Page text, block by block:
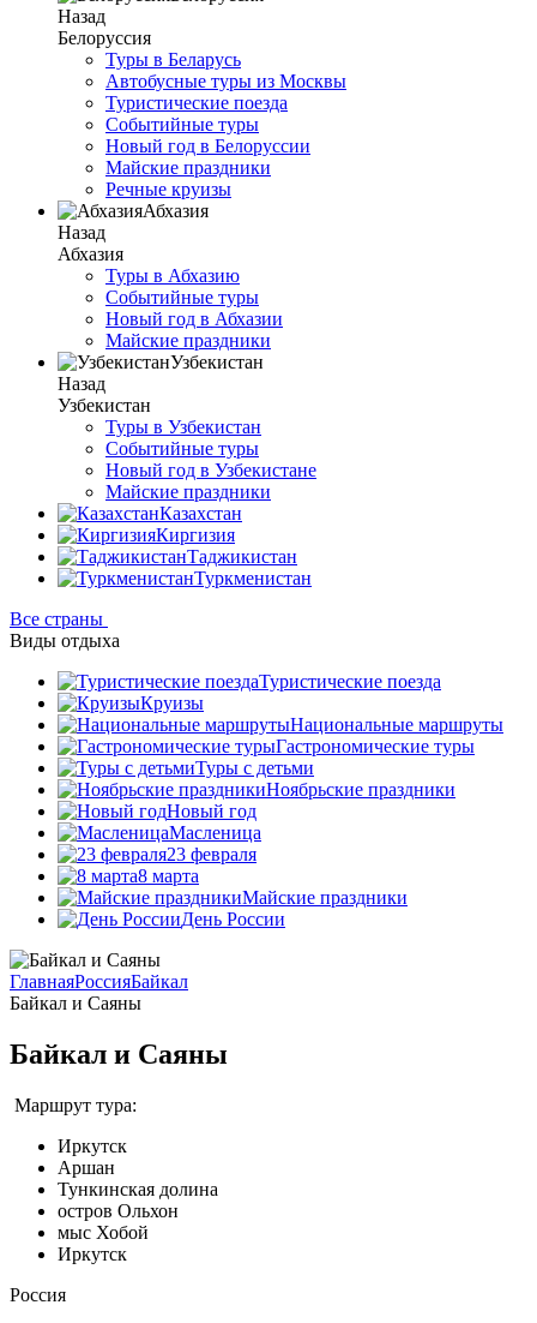
Назад
Белоруссия
Туры в Беларусь
Автобусные туры из Москвы
Туристические поезда
Событийные туры
Новый год в Белоруссии
Майские праздники
Речные круизы
Абхазия
Назад
Абхазия
Туры в Абхазию
Событийные туры
Новый год в Абхазии
Майские праздники
Узбекистан
Назад
Узбекистан
Туры в Узбекистан
Событийные туры
Новый год в Узбекистане
Майские праздники
Казахстан
Киргизия
Таджикистан
Туркменистан
Все страны
Виды отдыха
Туристические поезда
Круизы
Национальные маршруты
Гастрономические туры
Туры с детьми
Ноябрьские праздники
Новый год
Масленица
23 февраля
8 марта
Майские праздники
День России
ГлавнаяРоссияБайкал
Байкал и Саяны
Байкал и Саяны
Маршрут тура:
Иркутск
Аршан
Тункинская долина
остров Ольхон
мыс Хобой
Иркутск
Россия